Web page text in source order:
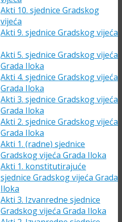
Akti 10. sjednice Gradskog
vijeća
Akti 9. sjednice Gradskog vijeća
Akti 5. sjednice Gradskog vijeća
Grada Iloka
Akti 4. sjednice Gradskog vijeća
Grada Iloka
Akti 3. sjednice Gradskog vijeća
Grada Iloka
Akti 2. sjednice Gradskog vijeća
Grada Iloka
Akti 1. (radne) sjednice
Gradskog vijeća Grada Iloka
Akti 1. konstitutirajuće
sjednice Gradskog vijeća Grada
Iloka
Akti 3. Izvanredne sjednice
Gradskog vijeća Grada Iloka